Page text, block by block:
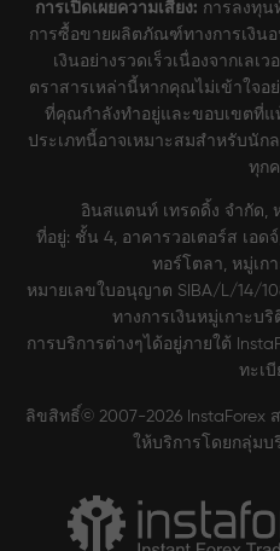
การเปิดเผยความเสี่ยง: การลงทุน
การซื้อขายผลิตภัณฑ์ทางการเงิน
เงินอย่างรวดเร็วเนื่องจากเล
ตราสารเหล่านี้หากคุณไม่เข้าใจอ
ที่คุณกำลังทำอยู่และขอบเขตที่แ
ประเภทนี้อาจเหมาะสมสำหรับนัก
ทุก
อินสแตนท์ เทรดดิ้ง จำกัด,
ที่อยู่: ชั้น 4, อาคารวอเตอร์ส เอด
ทอร์โตลา, หมู่เก
หมายเลขใบอนุญาต SIBA/L/14/
ทางการเงินหมู่เกาะบริ
การบริการต่างๆได้อยู่ภายใต้
ทะเบี
ลิขสิทธิ์© 2007-2026 InstaForex
ให้บริการโดยกลุ่มบ